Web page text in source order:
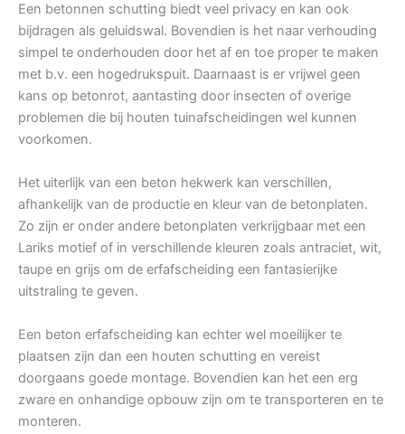
Een betonnen schutting biedt veel privacy en kan ook
bijdragen als geluidswal. Bovendien is het naar verhouding
simpel te onderhouden door het af en toe proper te maken
met b.v. een hogedrukspuit. Daarnaast is er vrijwel geen
kans op betonrot, aantasting door insecten of overige
problemen die bij houten tuinafscheidingen wel kunnen
voorkomen.
Het uiterlijk van een beton hekwerk kan verschillen,
afhankelijk van de productie en kleur van de betonplaten.
Zo zijn er onder andere betonplaten verkrijgbaar met een
Lariks motief of in verschillende kleuren zoals antraciet, wit,
taupe en grijs om de erfafscheiding een fantasierijke
uitstraling te geven.
Een beton erfafscheiding kan echter wel moeilijker te
plaatsen zijn dan een houten schutting en vereist
doorgaans goede montage. Bovendien kan het een erg
zware en onhandige opbouw zijn om te transporteren en te
monteren.